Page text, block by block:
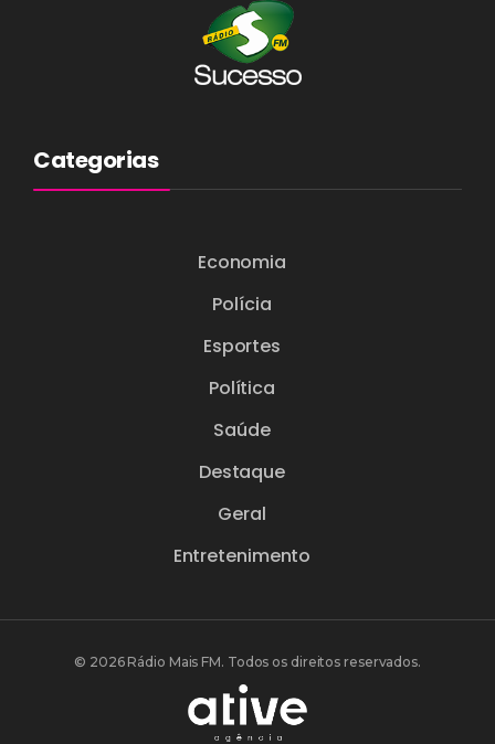
Categorias
Economia
Polícia
Esportes
Política
Saúde
Destaque
Geral
Entretenimento
© 2026 Rádio Mais FM. Todos os direitos reservados.